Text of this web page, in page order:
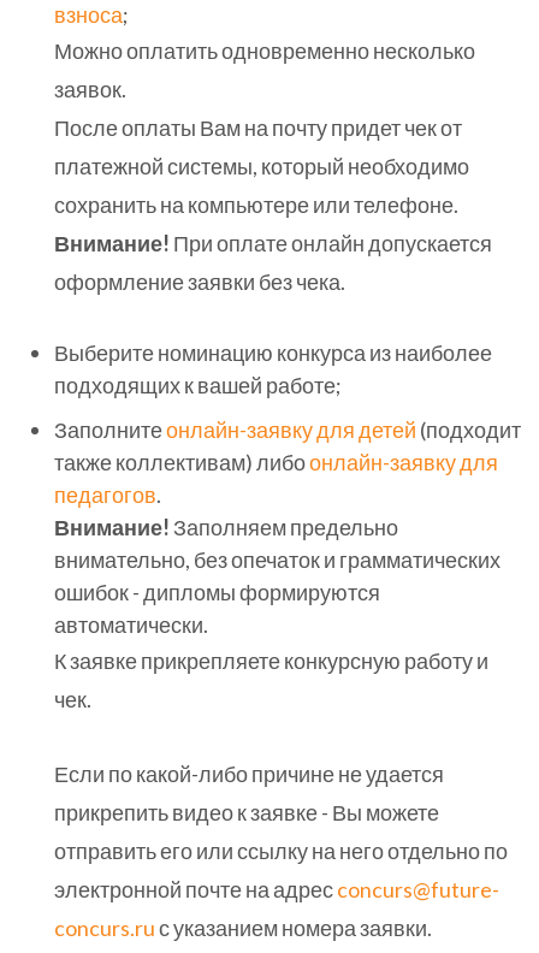
взноса;
Можно оплатить одновременно несколько
заявок.
После оплаты Вам на почту придет чек от
платежной системы, который необходимо
сохранить на компьютере или телефоне.
Внимание! При оплате онлайн допускается
оформление заявки без чека.
Выберите номинацию конкурса из наиболее
подходящих к вашей работе;
Заполнитеонлайн-заявку для детей (подходит
также коллективам) либоонлайн-заявку для
педагогов.
Внимание! Заполняем предельно
внимательно, без опечаток и грамматических
ошибок - дипломы формируются
автоматически.
К заявке прикрепляете конкурсную работу и
чек.
Если по какой-либо причине не удается
прикрепить видео к заявке - Вы можете
отправить его или ссылку на него отдельно по
электронной почте на адресconcurs@future-
concurs.ruс указанием номера заявки.